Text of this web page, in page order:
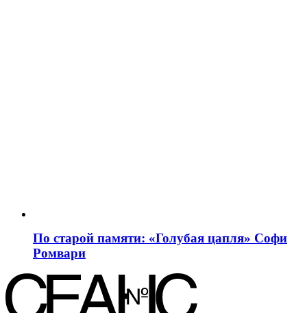
По старой памяти: «Голубая цапля» Софи
Ромвари